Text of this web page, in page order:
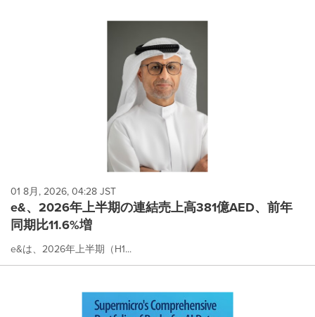
01 8月, 2026, 04:28 JST
e&、2026年上半期の連結売上高381億AED、前年
同期比11.6%増
e&は、2026年上半期（H1...